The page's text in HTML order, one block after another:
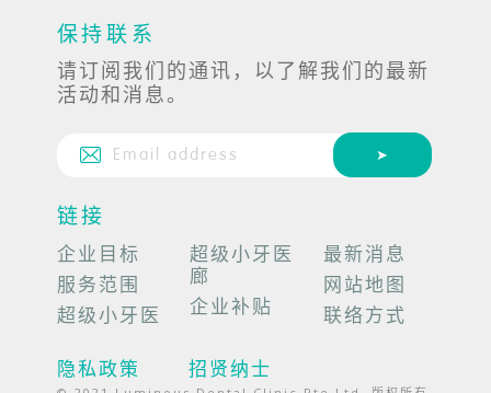
保持联系
请订阅我们的通讯，以了解我们的最新
活动和消息。
链接
企业目标
服务范围
超级小牙医
超级小牙医
廊
企业补贴
最新消息
网站地图
联络方式
隐私政策 招贤纳士